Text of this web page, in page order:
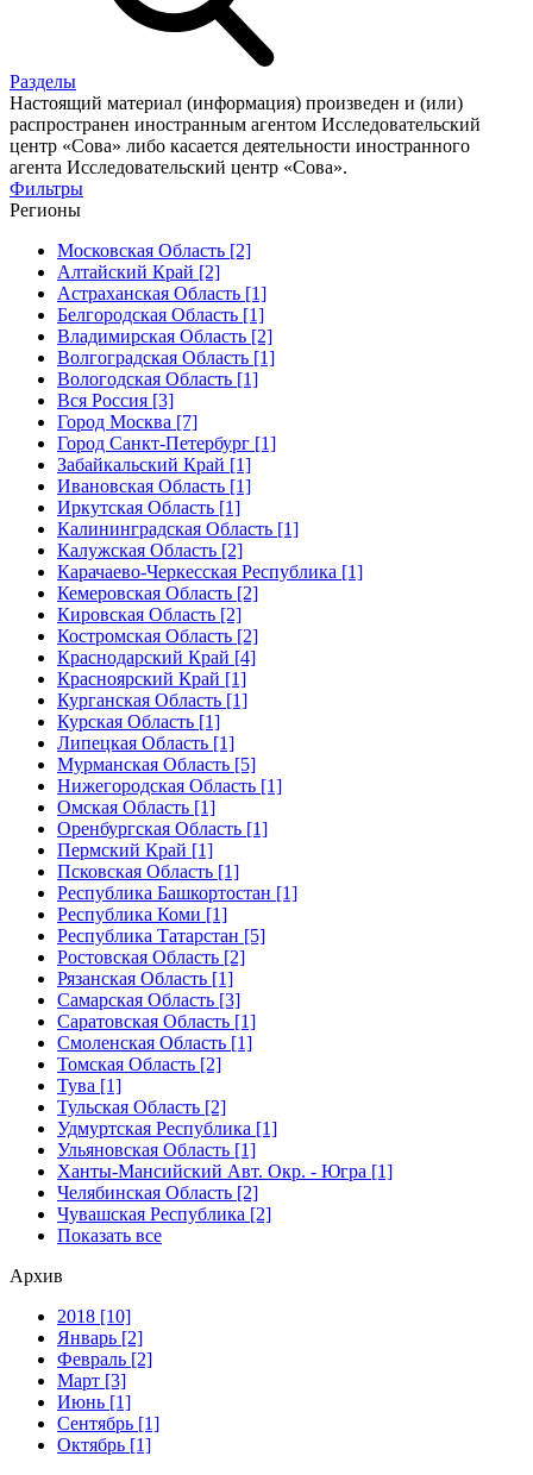
Разделы
Настоящий материал (информация) произведен и (или)
распространен иностранным агентом Исследовательский
центр «Сова» либо касается деятельности иностранного
агента Исследовательский центр «Сова».
Фильтры
Регионы
Московская Область [2]
Алтайский Край [2]
Астраханская Область [1]
Белгородская Область [1]
Владимирская Область [2]
Волгоградская Область [1]
Вологодская Область [1]
Вся Россия [3]
Город Москва [7]
Город Санкт-Петербург [1]
Забайкальский Край [1]
Ивановская Область [1]
Иркутская Область [1]
Калининградская Область [1]
Калужская Область [2]
Карачаево-Черкесская Республика [1]
Кемеровская Область [2]
Кировская Область [2]
Костромская Область [2]
Краснодарский Край [4]
Красноярский Край [1]
Курганская Область [1]
Курская Область [1]
Липецкая Область [1]
Мурманская Область [5]
Нижегородская Область [1]
Омская Область [1]
Оренбургская Область [1]
Пермский Край [1]
Псковская Область [1]
Республика Башкортостан [1]
Республика Коми [1]
Республика Татарстан [5]
Ростовская Область [2]
Рязанская Область [1]
Самарская Область [3]
Саратовская Область [1]
Смоленская Область [1]
Томская Область [2]
Тува [1]
Тульская Область [2]
Удмуртская Республика [1]
Ульяновская Область [1]
Ханты-Мансийский Авт. Окр. - Югра [1]
Челябинская Область [2]
Чувашская Республика [2]
Показать все
Архив
2018 [10]
Январь [2]
Февраль [2]
Март [3]
Июнь [1]
Сентябрь [1]
Октябрь [1]